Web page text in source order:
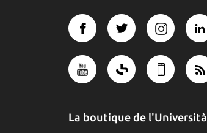
La boutique de l'Università